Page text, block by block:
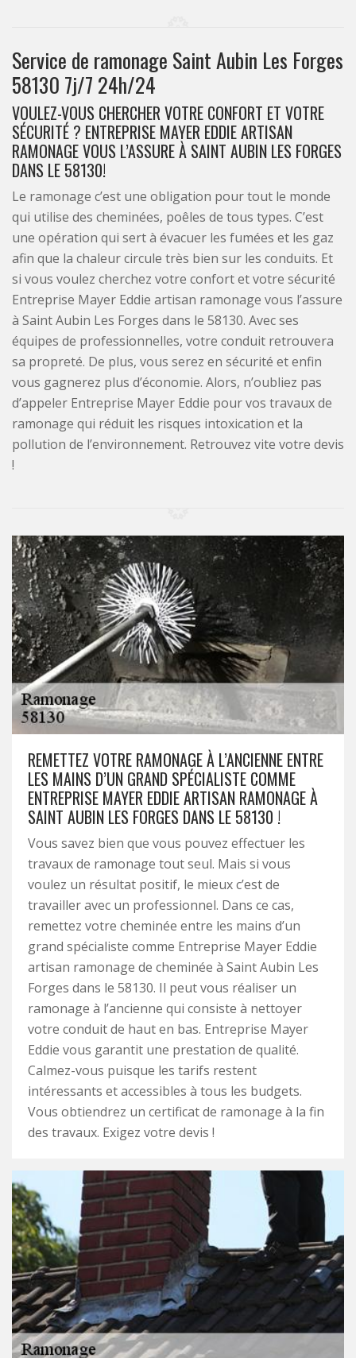
Service de ramonage Saint Aubin Les Forges
58130 7j/7 24h/24
VOULEZ-VOUS CHERCHER VOTRE CONFORT ET VOTRE
SÉCURITÉ ? ENTREPRISE MAYER EDDIE ARTISAN
RAMONAGE VOUS L’ASSURE À SAINT AUBIN LES FORGES
DANS LE 58130!
Le ramonage c’est une obligation pour tout le monde
qui utilise des cheminées, poêles de tous types. C’est
une opération qui sert à évacuer les fumées et les gaz
afin que la chaleur circule très bien sur les conduits. Et
si vous voulez cherchez votre confort et votre sécurité
Entreprise Mayer Eddie artisan ramonage vous l’assure
à Saint Aubin Les Forges dans le 58130. Avec ses
équipes de professionnelles, votre conduit retrouvera
sa propreté. De plus, vous serez en sécurité et enfin
vous gagnerez plus d’économie. Alors, n’oubliez pas
d’appeler Entreprise Mayer Eddie pour vos travaux de
ramonage qui réduit les risques intoxication et la
pollution de l’environnement. Retrouvez vite votre devis
!
REMETTEZ VOTRE RAMONAGE À L’ANCIENNE ENTRE
LES MAINS D’UN GRAND SPÉCIALISTE COMME
ENTREPRISE MAYER EDDIE ARTISAN RAMONAGE À
SAINT AUBIN LES FORGES DANS LE 58130 !
Vous savez bien que vous pouvez effectuer les
travaux de ramonage tout seul. Mais si vous
voulez un résultat positif, le mieux c’est de
travailler avec un professionnel. Dans ce cas,
remettez votre cheminée entre les mains d’un
grand spécialiste comme Entreprise Mayer Eddie
artisan ramonage de cheminée à Saint Aubin Les
Forges dans le 58130. Il peut vous réaliser un
ramonage à l’ancienne qui consiste à nettoyer
votre conduit de haut en bas. Entreprise Mayer
Eddie vous garantit une prestation de qualité.
Calmez-vous puisque les tarifs restent
intéressants et accessibles à tous les budgets.
Vous obtiendrez un certificat de ramonage à la fin
des travaux. Exigez votre devis !